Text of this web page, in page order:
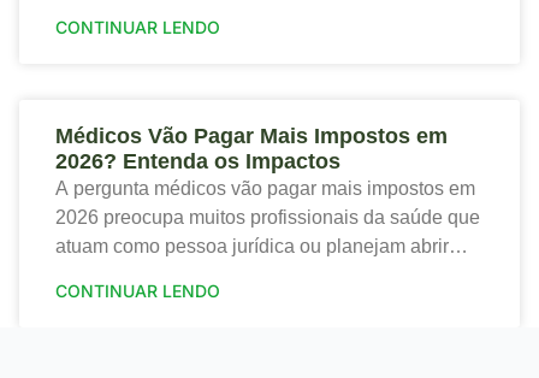
setor de saúde. Portanto,
CONTINUAR LENDO
Médicos Vão Pagar Mais Impostos em
2026? Entenda os Impactos
A pergunta médicos vão pagar mais impostos em
2026 preocupa muitos profissionais da saúde que
atuam como pessoa jurídica ou planejam abrir
mudanças
CONTINUAR LENDO